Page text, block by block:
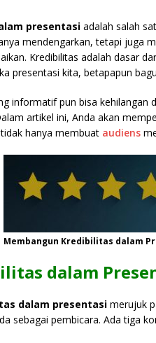
presentasi adalah salah
mendengarkan, tetapi juga
Kredibilitas adalah dasar
presentasi kita, betapapun
informatif pun bisa kehilangan
artikel ini, Anda akan
hanya membuat audiens
Membangun Kredibilitas dalam
dalam
dalam presentasi merujuk
sebagai pembicara. Ada tiga